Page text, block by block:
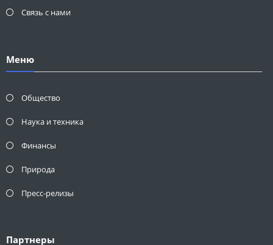
Связь с нами
Меню
Общество
Наука и техника
Финансы
Природа
Пресс-релизы
Партнеры